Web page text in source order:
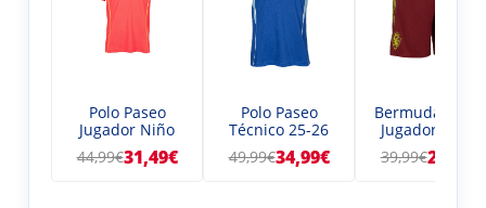
Jugador Niño
44,99€31,49€
Técnico 25-26
49,99€34,99€
Jugador 25-26
39,99€27,99€